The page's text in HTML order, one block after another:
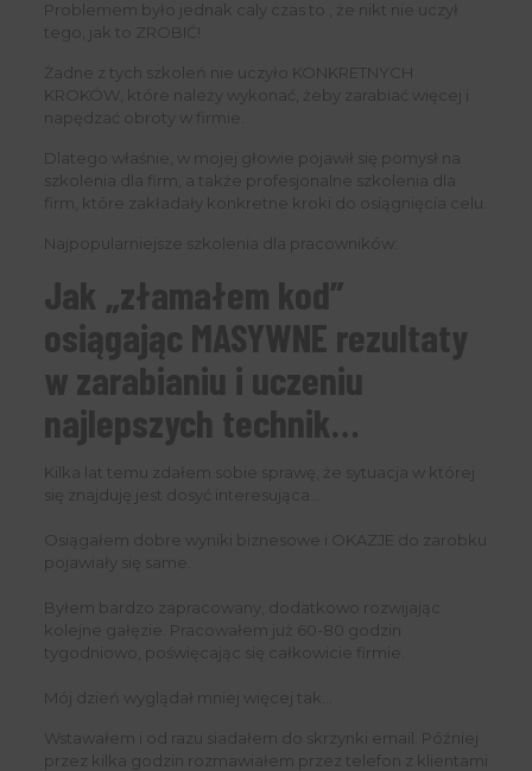
Problemem było jednak caly czas to , że nikt nie uczył
tego, jak to ZROBIĆ!
Żadne z tych szkoleń nie uczyło KONKRETNYCH
KROKÓW, które należy wykonać, żeby zarabiać więcej i
napędzać obroty w firmie.
Dlatego właśnie, w mojej głowie pojawił się pomysł na
szkolenia dla firm, a także profesjonalne szkolenia dla
firm, które zakładały konkretne kroki do osiągnięcia celu.
Najpopularniejsze szkolenia dla pracowników:
Jak „złamałem kod”
osiągając MASYWNE rezultaty
w zarabianiu i uczeniu
najlepszych technik…
Kilka lat temu zdałem sobie sprawę, że sytuacja w której
się znajduję jest dosyć interesująca…
Osiągałem dobre wyniki biznesowe i OKAZJE do zarobku
pojawiały się same.
Byłem bardzo zapracowany, dodatkowo rozwijając
kolejne gałęzie. Pracowałem już 60-80 godzin
tygodniowo, poświęcając się całkowicie firmie.
Mój dzień wyglądał mniej więcej tak…
Wstawałem i od razu siadałem do skrzynki email. Później
przez kilka godzin rozmawiałem przez telefon z klientami